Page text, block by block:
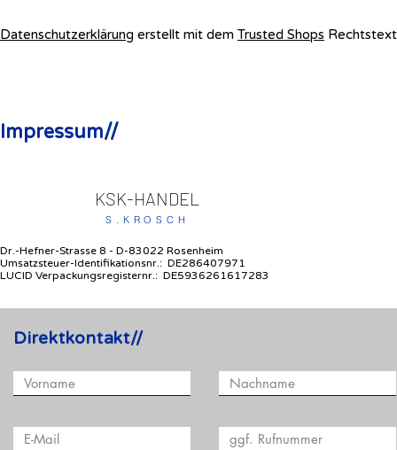
Datenschutzerklärung erstellt mit dem Trusted Shops
Impressum//
Dr.-Hefner-Strasse 8 - D-83022 Rosenheim
Umsatzsteuer-Identifikationsnr.: DE286407971
LUCID Verpackungsregisternr.: DE5936261617283
KSK-HANDEL
S.KROSCH
Direktkontakt//